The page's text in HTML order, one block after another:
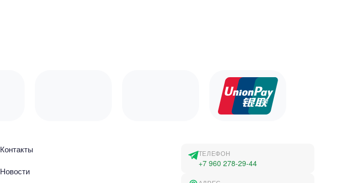
Контакты
Новости
ТЕЛЕФОН
+7 960 278-29-44